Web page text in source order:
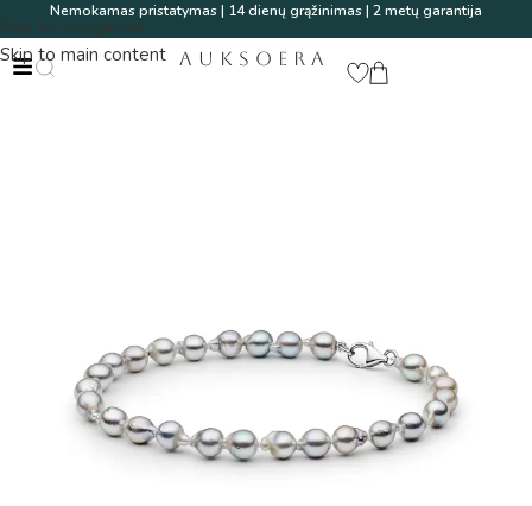
Skip to navigation
Skip to main content
Nemokamas pristatymas | 14 dienų grąžinimas | 2 metų garantija
AUKSOERA